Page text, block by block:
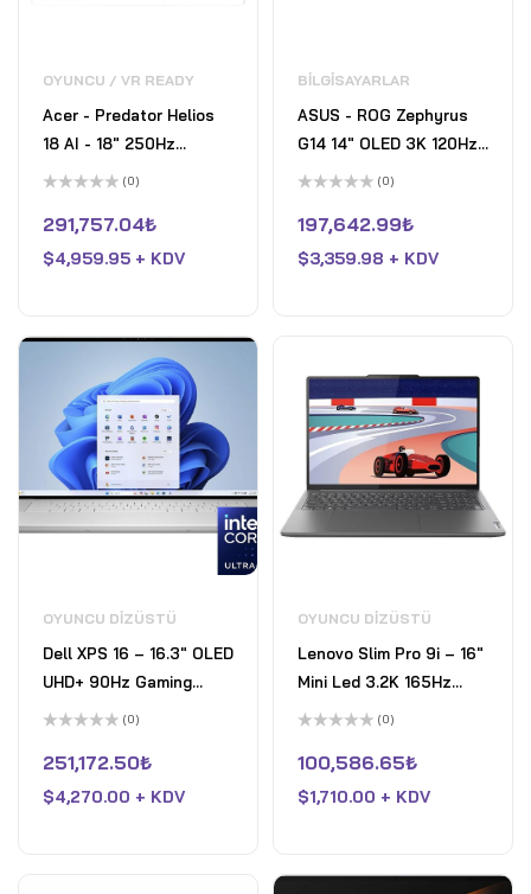
OYUNCU / VR READY
Acer - Predator Helios
18 AI - 18" 250Hz
Gaming Laptop - 2560 x
- NVIDIA GeForce RTX
5080 – 32GB – 1TB -
üzerinden
0
aldı
(0)
291,757.04₺
$4,959.95 + KDV
BILGISAYARLAR
ASUS - ROG Zephyrus
G14 14" OLED 3K 120Hz
Gaming Laptop - AMD
RAM - NVIDIA GeForce
RTX 5070 - 1TB SSD -
üzerinden
0
aldı
(0)
197,642.99₺
$3,359.98 + KDV
OYUNCU DIZÜSTÜ
Dell XPS 16 – 16.3" OLED
UHD+ 90Hz Gaming
Laptop - Intel Core Ultra
GeForce RTX 4060 -
32GB LPDDR5X RAM -
üzerinden
0
aldı
(0)
251,172.50₺
$4,270.00 + KDV
OYUNCU DIZÜSTÜ
Lenovo Slim Pro 9i – 16"
Mini Led 3.2K 165Hz
Dokunmatik Laptop Intel
Nvidia GeForce RTX
4050 32GB LPDDR5X
üzerinden
0
aldı
(0)
100,586.65₺
$1,710.00 + KDV